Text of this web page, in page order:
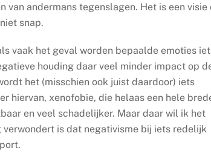
van andermans tegenslagen. Het is een visie
snap.
vaak het geval worden bepaalde emoties
houding daar veel minder impact op
het (misschien ook juist daardoor) iets
hiervan, xenofobie, die helaas een hele
en veel schadelijker. Maar daar wil ik het
verwondert is dat negativisme bij iets redelijk